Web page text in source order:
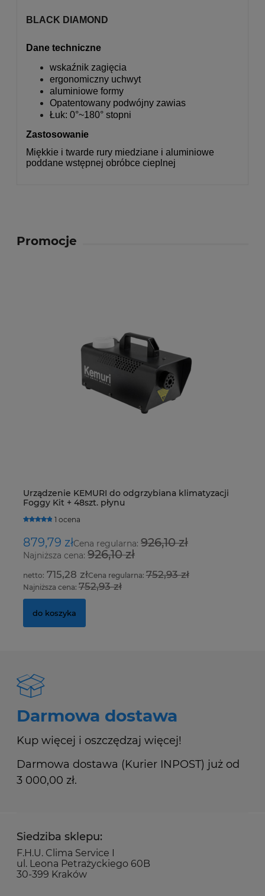
BLACK DIAMOND
Dane techniczne
wskaźnik zagięcia
ergonomiczny uchwyt
aluminiowe formy
Opatentowany podwójny zawias
Łuk: 0°~180° stopni
Zastosowanie
Miękkie i twarde rury miedziane i aluminiowe
poddane wstępnej obróbce cieplnej
Promocje
Urządzenie KEMURI do odgrzybiana klimatyzacji
Foggy Kit + 48szt. płynu
1 ocena
879,79 złCena regularna: 926,10 zł
Najniższa cena: 926,10 zł
715,28 złCena regularna:752,93 zł
Najniższa cena: 752,93 zł
do koszyka
Darmowa dostawa
Kup więcej i oszczędzaj więcej!
Darmowa dostawa (Kurier INPOST) już od
3 000,00 zł.
Siedziba sklepu:
F.H.U. Clima Service I
ul. Leona Petrażyckiego 60B
30-399 Kraków